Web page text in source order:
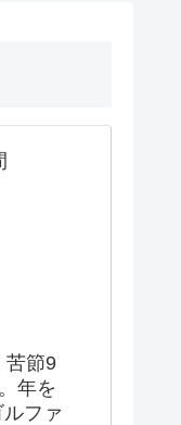
苦節9
年を
ファ